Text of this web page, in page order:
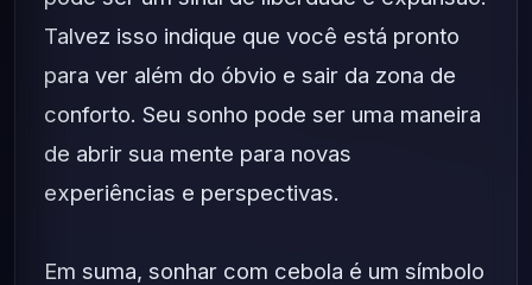
Talvez isso indique que você está pronto
para ver além do óbvio e sair da zona de
conforto. Seu sonho pode ser uma maneira
de abrir sua mente para novas
experiências e perspectivas.
Em suma, sonhar com cebola é um símbolo